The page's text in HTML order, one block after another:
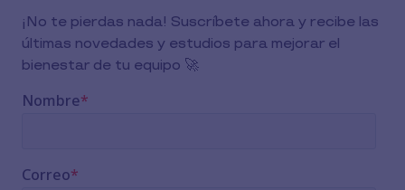
¡No te pierdas nada! Suscríbete ahora y recibe las
últimas novedades y estudios para mejorar el
bienestar de tu equipo 🚀